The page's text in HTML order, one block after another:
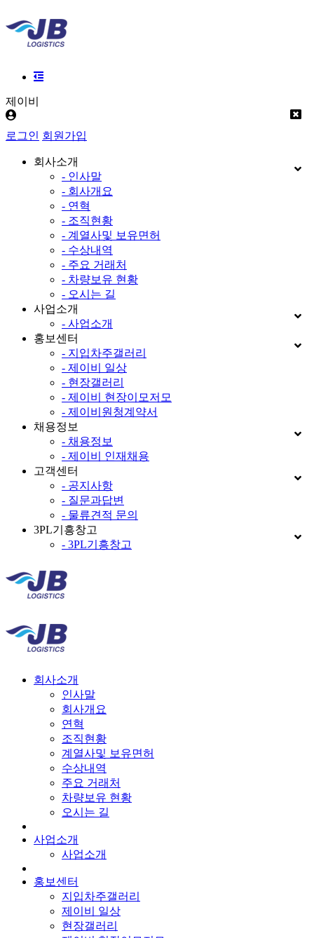
제이비
로그인 회원가입
회사소개
- 인사말
- 회사개요
- 연혁
- 조직현황
- 계열사및 보유면허
- 수상내역
- 주요 거래처
- 차량보유 현황
- 오시는 길
사업소개
- 사업소개
홍보센터
- 지입차주갤러리
- 제이비 일상
- 현장갤러리
- 제이비 현장이모저모
- 제이비원청계약서
채용정보
- 채용정보
- 제이비 인재채용
고객센터
- 공지사항
- 질문과답변
- 물류견적 문의
3PL기흥창고
- 3PL기흥창고
회사소개
인사말
회사개요
연혁
조직현황
계열사및 보유면허
수상내역
주요 거래처
차량보유 현황
오시는 길
사업소개
사업소개
홍보센터
지입차주갤러리
제이비 일상
현장갤러리